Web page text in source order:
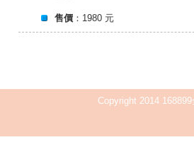
售價 ：1980 元
Copyright 2014